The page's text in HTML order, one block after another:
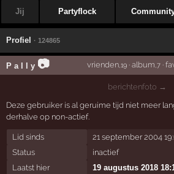
Jij Partyflock
Profiel · 124865
P a l l y 📷 vrienden,19· album ,7·
berichtenfoto →
Deze gebruiker is al geruime tijd niet meer
derhalve op non-actief.
Lid sinds
21 september 2004
Status
inactief
Laatst hier
19 augustus 2018